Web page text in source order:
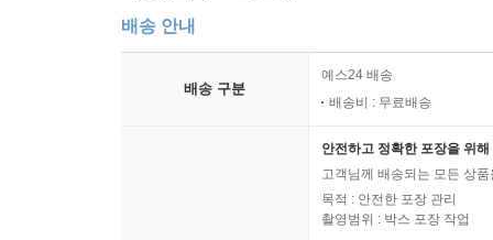
배송 안내
배송 구분
예스24 배송
배송비 : 무료배송
안전하고 정확한 포장을 위
고객님께 배송되는 모든 상
목적 : 안전한 포장 관리
촬영범위 : 박스 포장 작업